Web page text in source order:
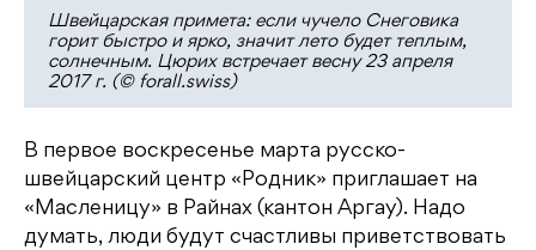
Швейцарская примета: если чучело Снеговика
горит быстро и ярко, значит лето будет теплым,
солнечным. Цюрих встречает весну 23 апреля
2017 г. (© forall.swiss)
В первое воскресенье марта русско-
швейцарский центр «Родник» приглашает на
«Масленицу» в Райнах (кантон Аргау). Надо
думать, люди будут счастливы приветствовать